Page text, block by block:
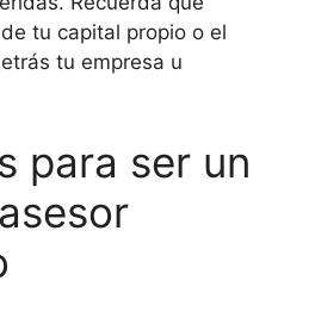
tu capital propio o el
tu empresa u
para ser un